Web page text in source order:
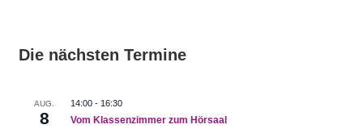
Die nächsten Termine
AUG.
8
14:00- 16:30
Vom Klassenzimmer zum Hörsaal